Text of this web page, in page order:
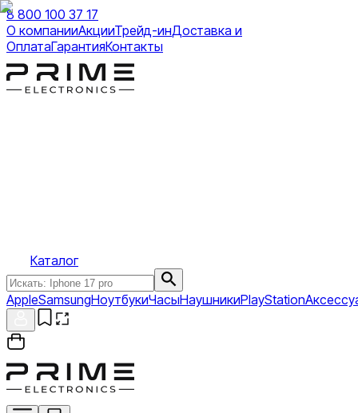
8 800 100 37 17
О компанииАкцииТрейд-инДоставка и
ОплатаГарантияКонтакты
Каталог
AppleSamsungНоутбукиЧасыНаушникиPlayStation